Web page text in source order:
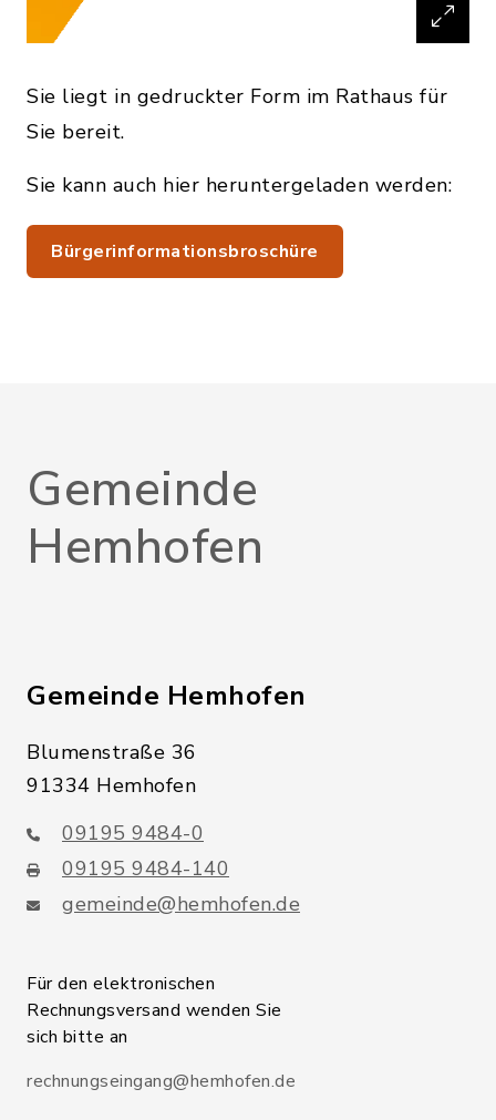
Sie liegt in gedruckter Form im Rathaus für
Sie bereit.
Sie kann auch hier heruntergeladen werden:
Bürgerinformationsbroschüre
Gemeinde
Hemhofen
Gemeinde Hemhofen
Blumenstraße 36
91334 Hemhofen
09195 9484-0
09195 9484-140
gemeinde@hemhofen.de
Für den elektronischen
Rechnungsversand wenden Sie
sich bitte an
rechnungseingang@hemhofen.de